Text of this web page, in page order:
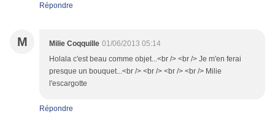
Répondre
M Milie Coqquille 01/06/2013 05:14
Holala c'est beau comme objet...<br /> <br /> Je m'en ferai
presque un bouquet...<br /> <br /> <br /> <br /> Milie
l'escargotte
Répondre